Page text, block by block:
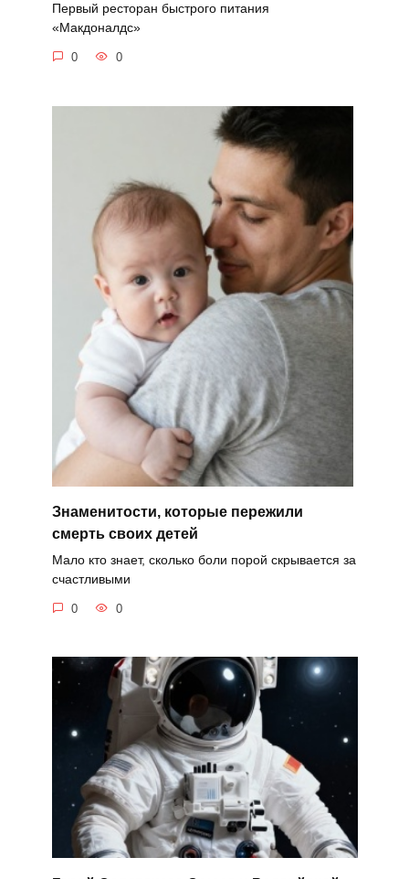
Первый ресторан быстрого питания
«Макдоналдс»
0 0
Знаменитости, которые пережили
смерть своих детей
Мало кто знает, сколько боли порой скрывается за
счастливыми
0 0